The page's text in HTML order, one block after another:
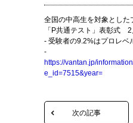
全国の中高生を対象とした
「P共通テスト」表彰式 2
- 受験者の9.2%はプロレベ
-
https://vantan.jp/
e_id=7515&year=
次の記事